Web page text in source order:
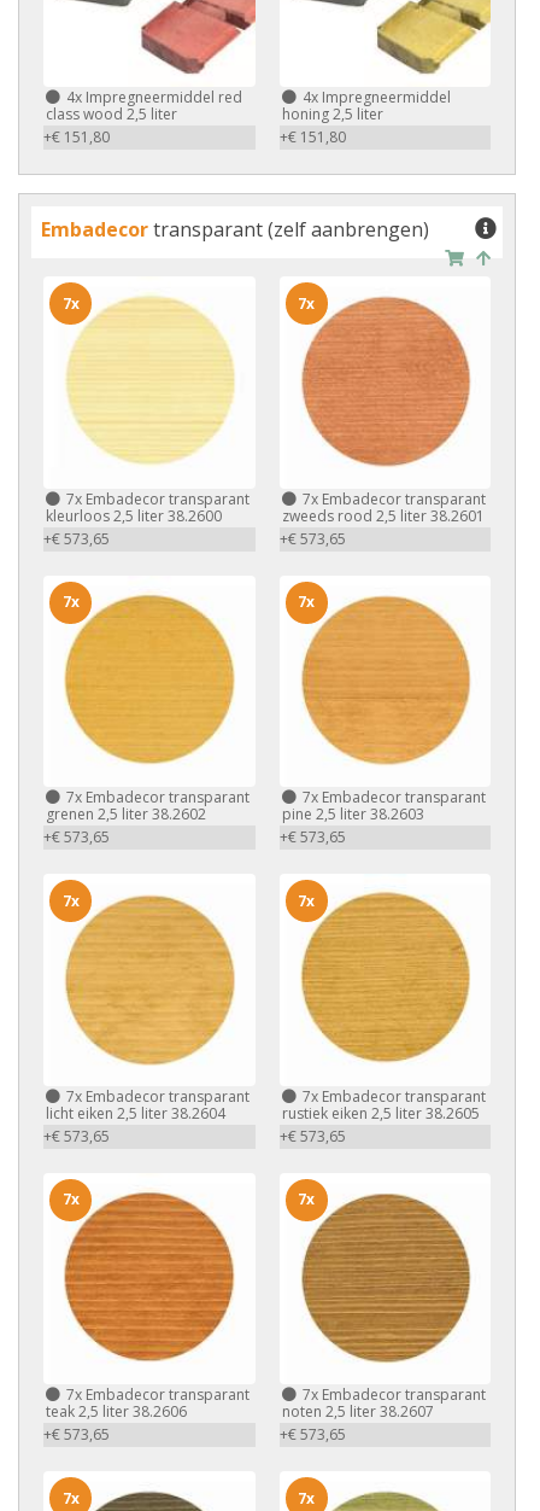
4x Impregneermiddel red
class wood 2,5 liter
+€ 151,80
4xImpregneermiddel
honing 2,5 liter
+€ 151,80
Embadecortransparant (zelf aanbrengen)
7x Embadecor transparant
kleurloos 2,5 liter 38.2600
+€ 573,65
7x
7xEmbadecor transparant
zweeds rood 2,5 liter 38.2601
+€ 573,65
7x
7x Embadecor transparant
grenen 2,5 liter 38.2602
+€ 573,65
7x
7xEmbadecor transparant
pine 2,5 liter 38.2603
+€ 573,65
7x
7x Embadecor transparant
licht eiken 2,5 liter 38.2604
+€ 573,65
7x
7xEmbadecor transparant
rustiek eiken 2,5 liter 38.2605
+€ 573,65
7x
7x Embadecor transparant
teak 2,5 liter 38.2606
+€ 573,65
7x
7xEmbadecor transparant
noten 2,5 liter 38.2607
+€ 573,65
7x
7x 7x